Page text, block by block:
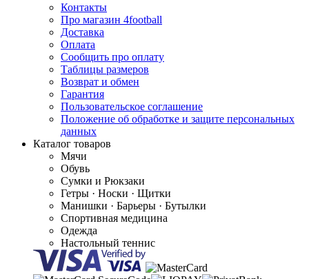
Контакты
Про магазин 4football
Доставка
Оплата
Сообщить про оплату
Таблицы размеров
Возврат и обмен
Гарантия
Пользовательское соглашение
Положение об обработке и защите персональных
данных
Каталог товаров
Мячи
Обувь
Сумки и Рюкзаки
Гетры · Носки · Щитки
Манишки · Барьеры · Бутылки
Спортивная медицина
Одежда
Настольный теннис